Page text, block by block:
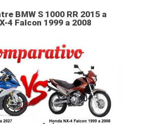
BMW S 1000 RR 2015 a
4 Falcon 1999 a 2008